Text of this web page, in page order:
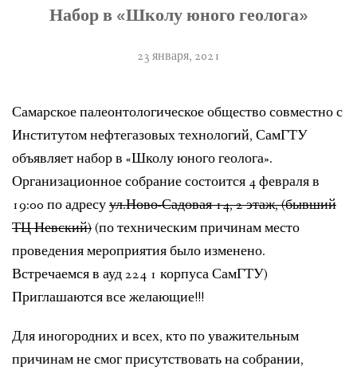
ЛИТЕРАТУРА
ГРУППА ВКОНТАКТЕ
НАШИ НАГРАДЫ
НАШИ НАХОДКИ
ПОЗДРАВЛЕНИЯ
ДОКУМЕНТЫ
Набор в «Школу юного геолога»
23 января, 2021
Самарское палеонтологическое общество совместно с
Институтом нефтегазовых технологий, СамГТУ
объявляет набор в «Школу юного геолога».
Организационное собрание состоится 4 февраля в
19:00 по адресуул.Ново-Садовая 14, 2 этаж, (бывший
ТЦ Невский)(по техническим причинам место
проведения мероприятия было изменено.
Встречаемся в ауд 224 1 корпуса СамГТУ)
Приглашаются все желающие!!!
Для иногородних и всех, кто по уважительным
причинам не смог присутствовать на собрании,